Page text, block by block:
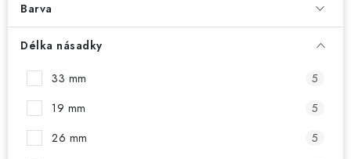
PŘÍSLUŠENSTVÍ
HRÁČI ŠIPEK
SLEVY
Barva
Délka násadky
33 mm
5
19 mm
5
26 mm
5